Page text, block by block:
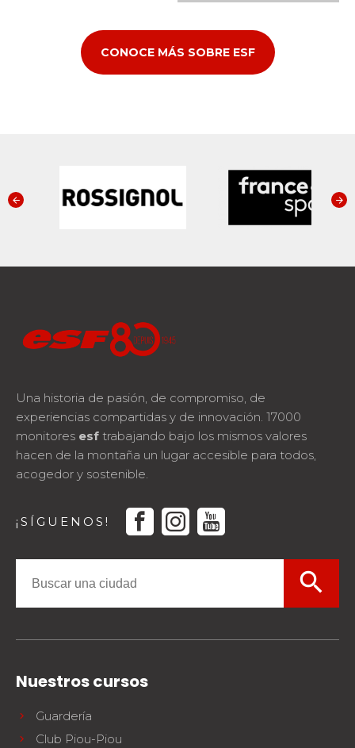
CONOCE MÁS SOBRE ESF
Una historia de pasión, de compromiso, de
experiencias compartidas y de innovación. 17000
monitores esf trabajando bajo los mismos valores
hacen de la montaña un lugar accesible para todos,
acogedor y sostenible.
¡SÍGUENOS! facebook instagram youtube
search
Nuestros cursos
Guardería
Club Piou-Piou